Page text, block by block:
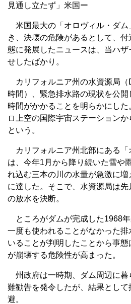
見通し立たず」米国ー
米国最大の「オロヴィル・ダム
き、決壊の危険があるとして、
態に発展したニュースは、当ハ
せしたばかり。
カリフォルニア州の水資源局（
時間）、緊急排水路の現状を公
時間がかかることを明らかにし
ロ上空の国際宇宙ステーション
という。
カリフォルニア州北部にある「
は、今年1月から降り続いた雪や
れ込む三本の川の水量が急激に
に達した。そこで、水資源局は
の放水を決断。
ところがダムが完成した1968年
一度も使われることがなかった
いることが判明したことから事
が崩壊する危険性が高まった。
州政府は一時期、ダム周辺に暮
難勧告を発令したが、結果とし
避。